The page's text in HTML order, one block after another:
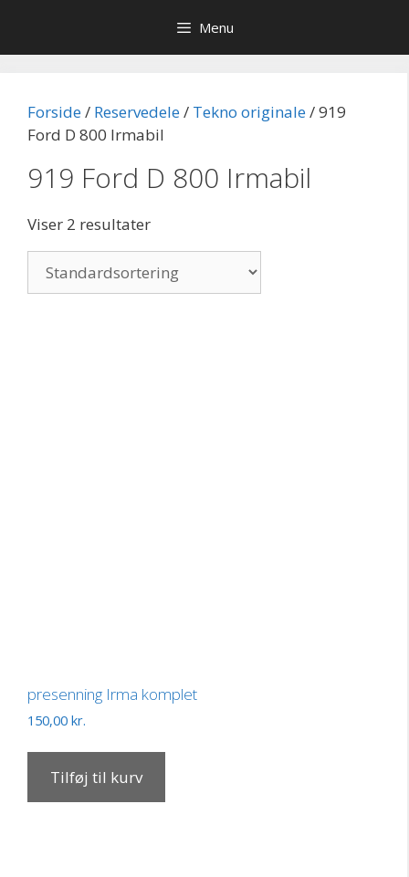
indhold
Menu
Forside/ Reservedele/ Tekno originale/ 919
Ford D 800 Irmabil
919 Ford D 800 Irmabil
Viser 2 resultater
presenning Irma komplet
150,00 kr.
Tilføj til kurv